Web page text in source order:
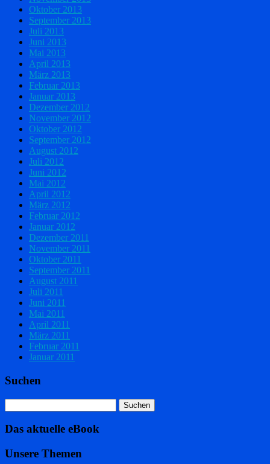
Oktober 2013
September 2013
Juli 2013
Juni 2013
Mai 2013
April 2013
März 2013
Februar 2013
Januar 2013
Dezember 2012
November 2012
Oktober 2012
September 2012
August 2012
Juli 2012
Juni 2012
Mai 2012
April 2012
März 2012
Februar 2012
Januar 2012
Dezember 2011
November 2011
Oktober 2011
September 2011
August 2011
Juli 2011
Juni 2011
Mai 2011
April 2011
März 2011
Februar 2011
Januar 2011
Suchen
Das aktuelle eBook
Unsere Themen